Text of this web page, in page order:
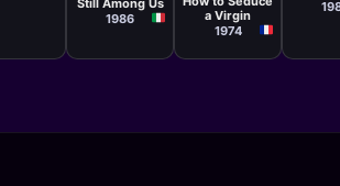
Still Among Us
1986
a Virgin
1974